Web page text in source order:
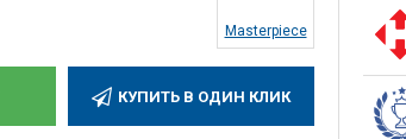
Masterpiece
КУПИТЬ В ОДИН КЛИК